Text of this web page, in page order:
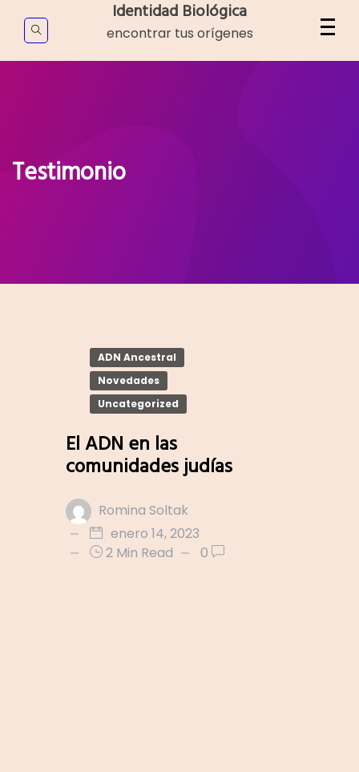
Identidad Biológica
encontrar tus orígenes
Testimonio
ADN Ancestral
Novedades
Uncategorized
El ADN en las
comunidades judías
Romina Soltak
enero 14, 2023
2 Min Read
0